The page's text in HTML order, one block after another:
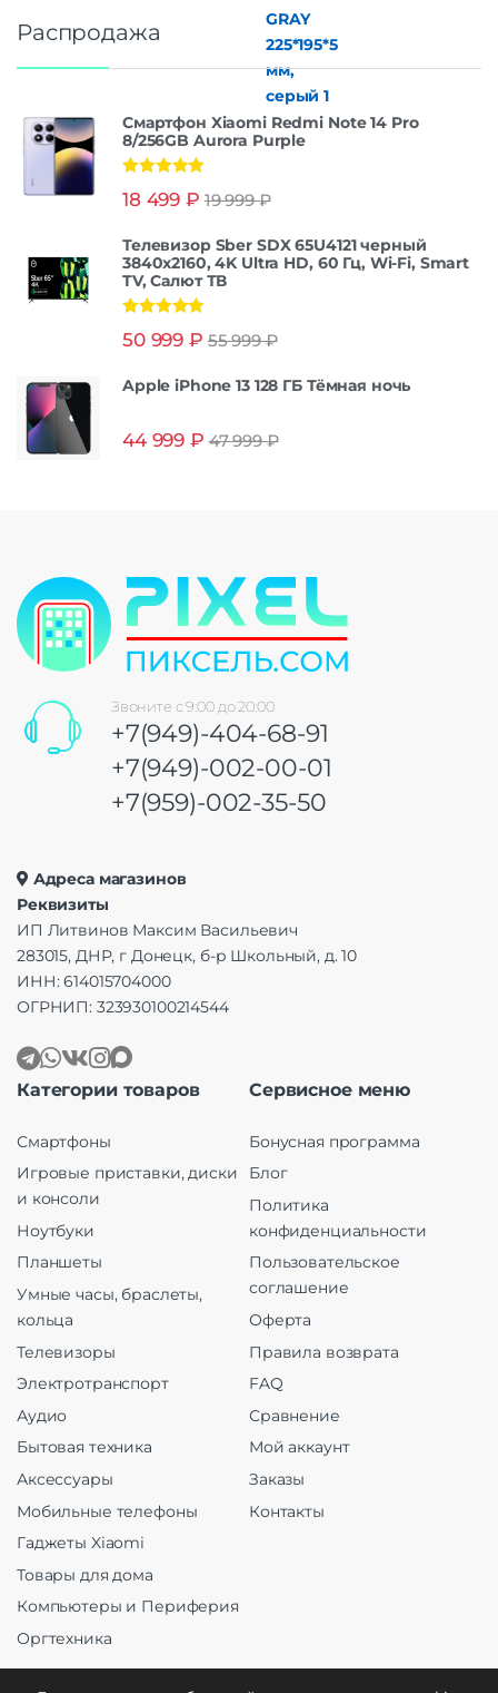
Распродажа
Смартфон Xiaomi Redmi Note 14 Pro
8/256GB Aurora Purple
из 5
18 499 ₽ 19 999₽
Телевизор Sber SDX 65U4121 черный
3840x2160, 4K Ultra HD, 60 Гц, Wi-Fi, Smart
TV, Салют ТВ
из 5
50 999 ₽ 55 999₽
Apple iPhone 13 128 ГБ Тёмная ночь
44 999 ₽ 47 999₽
Звоните с 9:00 до 20:00
+7(949)-404-68-91
+7(949)-002-00-01
+7(959)-002-35-50
Адреса магазинов
Реквизиты
ИП Литвинов Максим Васильевич
283015, ДНР, г Донецк, б-р Школьный, д. 10
ИНН: 614015704000
ОГРНИП: 323930100214544
Категории товаров
Смартфоны
Игровые приставки, диски
и консоли
Ноутбуки
Планшеты
Умные часы, браслеты,
кольца
Телевизоры
Электротранспорт
Аудио
Бытовая техника
Аксессуары
Мобильные телефоны
Гаджеты Xiaomi
Товары для дома
Компьютеры и Периферия
Оргтехника
Сервисное меню
Бонусная программа
Блог
Политика
конфиденциальности
Пользовательское
соглашение
Оферта
Правила возврата
FAQ
Сравнение
Мой аккаунт
Заказы
Контакты